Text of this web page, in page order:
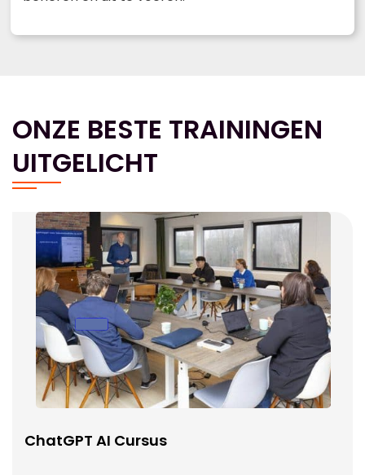
ONZE BESTE TRAININGEN
UITGELICHT
ChatGPT AI Cursus